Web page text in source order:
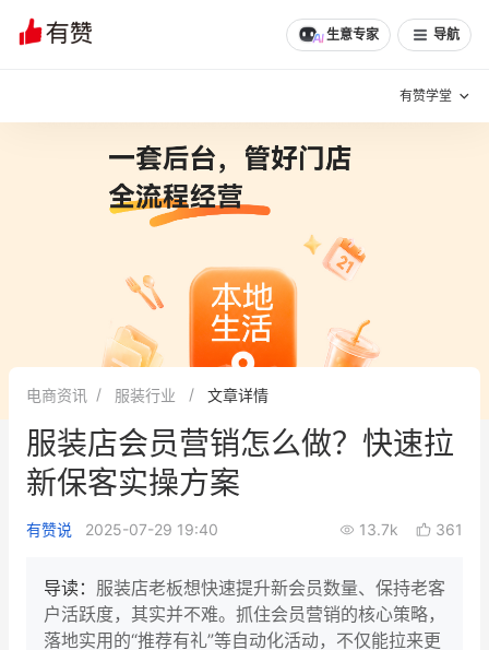
生意专家 导航
有赞学堂
增长方法
有赞专家说
新零售最佳实践
面对面聊增长
新零售大会
增长产品指南
电商资讯 服装行业 文章详情
服装店会员营销怎么做？快速拉
新保客实操方案
有赞说 2025-07-29 19:40 13.7k 361
导读： 服装店老板想快速提升新会员数量、保持老客
户活跃度，其实并不难。抓住会员营销的核心策略，
落地实用的“推荐有礼”等自动化活动，不仅能拉来更